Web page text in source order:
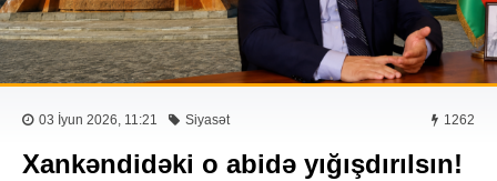
03 İyun 2026, 11:21 Siyasət 1262
Xankəndidəki o abidə yığışdırılsın!